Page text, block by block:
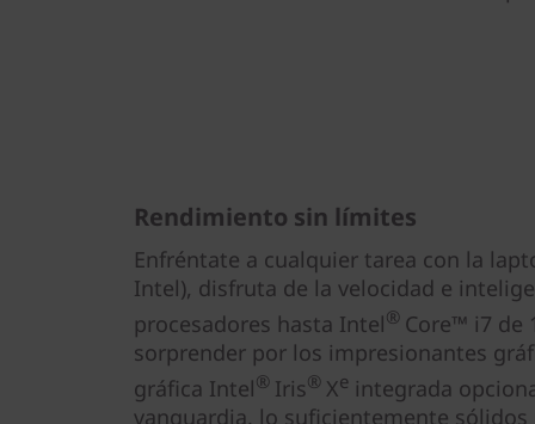
Rendimiento sin límites
Enfréntate a cualquier tarea con la
Intel), disfruta de la velocidad e
procesadores hasta Intel® Core™ i7 de
sorprender por los impresionantes
gráfica Intel® Iris® Xe integrada
vanguardia, lo suficientemente sólidos